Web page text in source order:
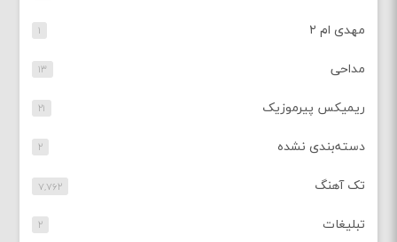
مهدی ام ۲ ۱
مداحی ۱۳
ریمیکس پیرموزیک ۲۱
دسته‌بندی نشده ۲
تک آهنگ ۷,۷۶۲
تبلیغات ۲